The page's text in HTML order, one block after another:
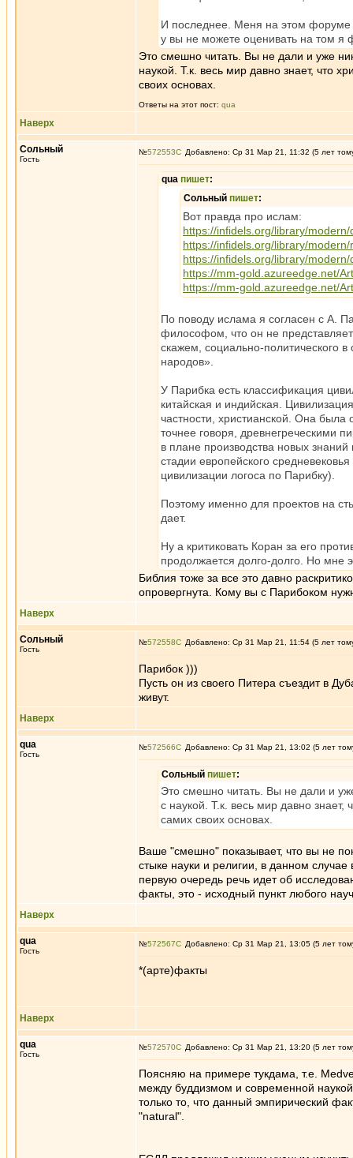
И последнее. Меня на этом форуме
у вы не можете оценивать на том я
Это смешно читать. Вы не дали и уже
наукой. Т.к. весь мир давно знает, что
своих основах.
Ответы на этот пост: qua
Наверх
Сольный
Гость
№572553 Добавлено: Ср 31 Мар 21, 11:32 (5 лет
qua пишет:
Сольный пишет:
Вот правда про ислам:
https://infidels.org/library/
https://infidels.org/library/
https://infidels.org/library/
https://mm-gold.azureedge.net/
https://mm-gold.azureedge.net/
По поводу ислама я согласен с А.
философом, что он не
скажем, социально-политического
народов».
У Парибка есть классификация
китайская и индийская.
частности, христианской. Она
точнее говоря, древнегреческими
в плане производства новых
стадии европейского
цивилизации логоса по Парибку).
Поэтому именно для проектов на
дает.
Ну а критиковать Коран за его
продолжается долго-долго. Но мне
Библия тоже за все это давно
опровергнута. Кому вы с Парибоком
Наверх
Сольный
Гость
№572558 Добавлено: Ср 31 Мар 21, 11:54 (5 лет
Парибок )))
Пусть он из своего Питера съездит в
живут.
Наверх
qua
Гость
№572566 Добавлено: Ср 31 Мар 21, 13:02 (5 лет
Сольный пишет:
Это смешно читать. Вы не дали и
с наукой. Т.к. весь мир давно знает,
самих своих основах.
Ваше "смешно" показывает, что вы не
стыке науки и религии, в данном
первую очередь речь идет об
факты, это - исходный пункт любого
Наверх
qua
Гость
№572567 Добавлено: Ср 31 Мар 21, 13:05 (5 лет
*(арте)факты
Наверх
qua
Гость
№572570 Добавлено: Ср 31 Мар 21, 13:20 (5 лет
Поясняю на примере тукдама, т.е.
между буддизмом и современной
только то, что данный эмпирический
"natural".